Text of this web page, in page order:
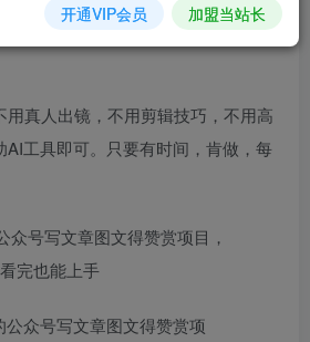
用真人出镜，不用剪辑技巧，不用高
AI工具即可。只要有时间，肯做，每
开通VIP会员 加盟当站长